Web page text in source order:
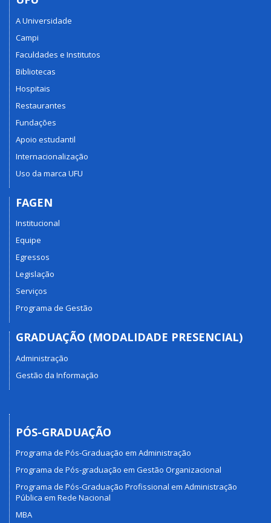
A Universidade
Campi
Faculdades e Institutos
Bibliotecas
Hospitais
Restaurantes
Fundações
Apoio estudantil
Internacionalização
Uso da marca UFU
FAGEN
Institucional
Equipe
Egressos
Legislação
Serviços
Programa de Gestão
GRADUAÇÃO (MODALIDADE PRESENCIAL)
Administração
Gestão da Informação
PÓS-GRADUAÇÃO
Programa de Pós-Graduação em Administração
Programa de Pós-graduação em Gestão Organizacional
Programa de Pós-Graduação Profissional em Administração
Pública em Rede Nacional
MBA